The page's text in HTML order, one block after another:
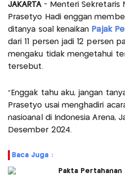
JAKARTA - Menteri Sekretaris
Prasetyo Hadi enggan
ditanya soal kenaikan Pajak
dari 11 persen jadi 12 persen
mengaku tidak mengetahui
tersebut.
"Enggak tahu aku, jangan
Prasetyo usai menghadiri
nasioanal di Indonesia Arena,
Desember 2024.
Baca Juga :
Pakta